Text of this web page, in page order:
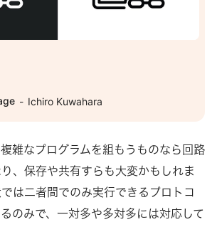
Ichiro Kuwahara
雑なプログラムを組もうものなら回路
、保存や共有すらも大変かもしれま
は二者間でのみ実行できるプロトコ
のみで、一対多や多対多には対応して